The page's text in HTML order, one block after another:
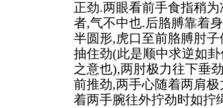
正劲.两眼看前手食指稍
者,气不中也.后胳膊靠着
半圆形,虎口至前胳膊肘
抽住劲(此是顺中求逆如
之意也),两肘极力往下垂
前推劲,两手心随着两肩
着两手腕往外拧劲时如拧